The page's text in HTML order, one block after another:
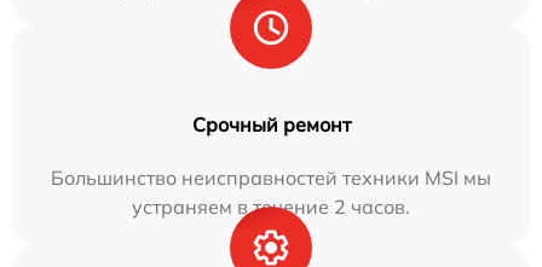
Срочный ремонт
Большинство неисправностей техники MSI мы
устраняем в течение 2 часов.